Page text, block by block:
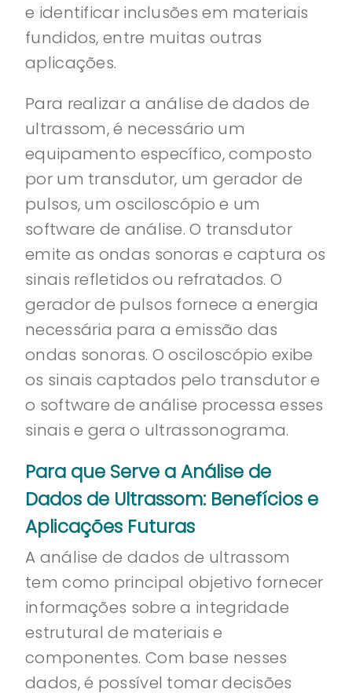
e identificar inclusões em materiais
fundidos, entre muitas outras
aplicações.
Para realizar a análise de dados de
ultrassom, é necessário um
equipamento específico, composto
por um transdutor, um gerador de
pulsos, um osciloscópio e um
software de análise. O transdutor
emite as ondas sonoras e captura os
sinais refletidos ou refratados. O
gerador de pulsos fornece a energia
necessária para a emissão das
ondas sonoras. O osciloscópio exibe
os sinais captados pelo transdutor e
o software de análise processa esses
sinais e gera o ultrassonograma.
Para que Serve a Análise de
Dados de Ultrassom: Benefícios e
Aplicações Futuras
A análise de dados de ultrassom
tem como principal objetivo fornecer
informações sobre a integridade
estrutural de materiais e
componentes. Com base nesses
dados, é possível tomar decisões